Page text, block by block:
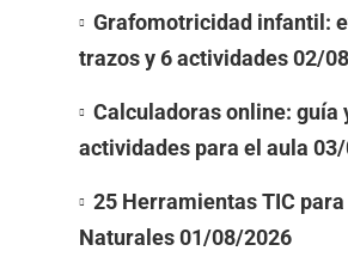
Grafomotricidad infantil:
trazos y 6 actividades 02/
Calculadoras online: guía
actividades para el aula
25 Herramientas TIC
Naturales 01/08/2026